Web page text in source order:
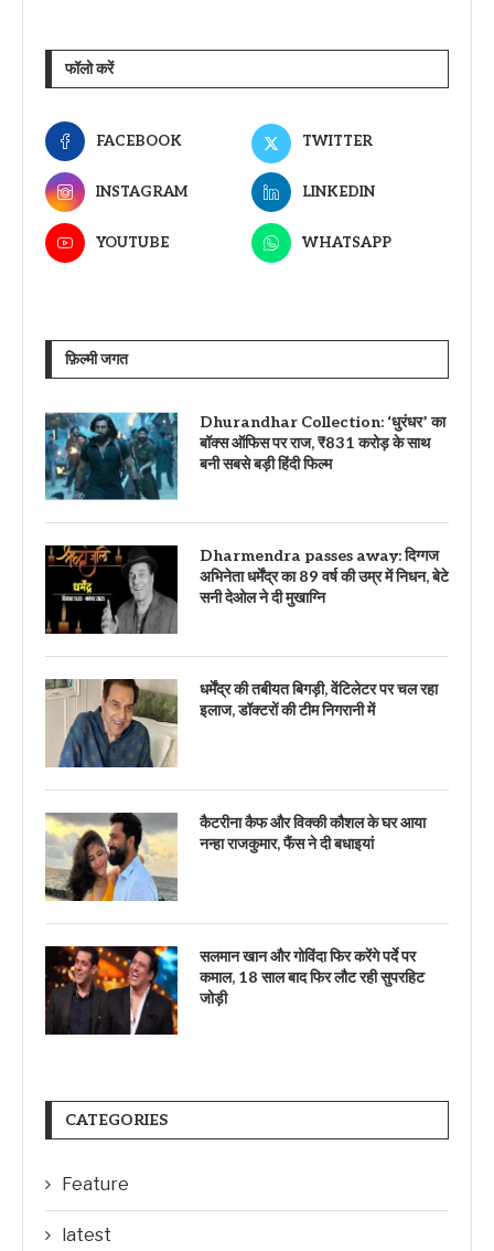
फॉलो करें
FACEBOOK TWITTER
INSTAGRAM LINKEDIN
YOUTUBE WHATSAPP
फ़िल्मी जगत
Dhurandhar Collection: ‘धुरंधर’ का
बॉक्स ऑफिस पर राज, ₹831 करोड़ के साथ
बनी सबसे बड़ी हिंदी फिल्म
Dharmendra passes away: दिग्गज
अभिनेता धर्मेंद्र का 89 वर्ष की उम्र में निधन, बेटे
सनी देओल ने दी मुखाग्नि
धर्मेंद्र की तबीयत बिगड़ी, वेंटिलेटर पर चल रहा
इलाज, डॉक्टरों की टीम निगरानी में
कैटरीना कैफ और विक्की कौशल के घर आया
नन्हा राजकुमार, फैंस ने दी बधाइयां
सलमान खान और गोविंदा फिर करेंगे पर्दे पर
कमाल, 18 साल बाद फिर लौट रही सुपरहिट
जोड़ी
CATEGORIES
Feature
latest